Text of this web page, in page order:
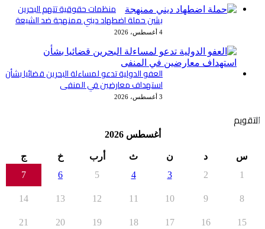
منظمات حقوقية تتهم البحرين
بشن حملة اضطهاد ديني ممنهجة ضد الشيعة
4 أغسطس، 2026
العفو الدولية تدعو لمساءلة البحرين قضائيا بشأن
استهداف معارضين في المنفى
3 أغسطس، 2026
التقويم
أغسطس 2026
س د ن ث أرب خ
ج
1
2
3
4
5
6
7
8
9
10
11
12
13
14
15
16
17
18
19
20
21